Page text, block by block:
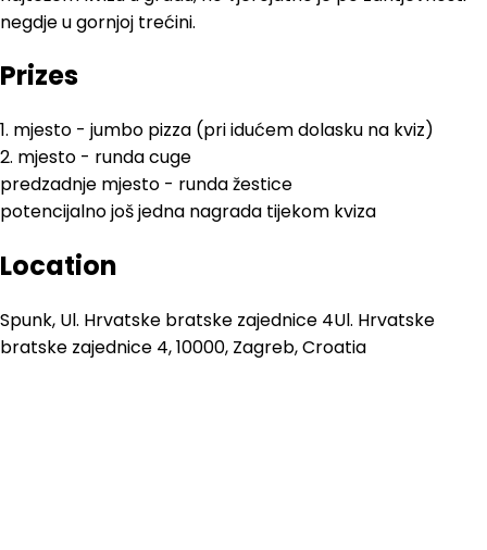
negdje u gornjoj trećini.
Prizes
1. mjesto - jumbo pizza (pri idućem dolasku na kviz)
2. mjesto - runda cuge
predzadnje mjesto - runda žestice
potencijalno još jedna nagrada tijekom kviza
Location
Spunk, Ul. Hrvatske bratske zajednice 4Ul. Hrvatske
bratske zajednice 4, 10000, Zagreb, Croatia